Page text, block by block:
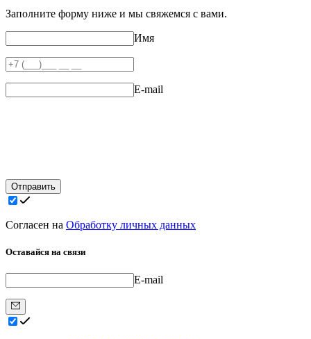
Заполните форму ниже и мы свяжемся с вами.
Имя
E-mail
Отправить
Согласен на Обработку личных данных
Оставайся на связи
E-mail